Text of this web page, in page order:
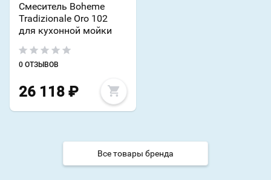
Смеситель Boheme
Tradizionale Oro 102
для кухонной мойки
0 ОТЗЫВОВ
26 118 ₽
Все товары бренда